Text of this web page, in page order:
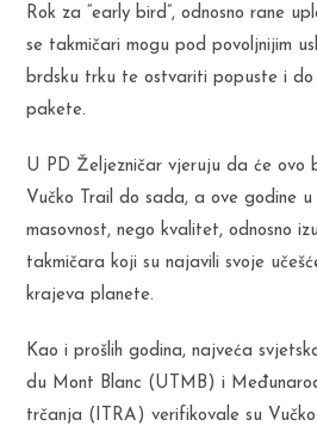
Rok za “early bird”, odnosno rane
se takmičari mogu pod povoljnijim
brdsku trku te ostvariti popuste i
pakete.
U PD Željezničar vjeruju da će ovo
Vučko Trail do sada, a ove godine
masovnost, nego kvalitet, odnosno
takmičara koji su najavili svoje
krajeva planete.
Kao i prošlih godina, najveća
du Mont Blanc (UTMB) i
trčanja (ITRA) verifikovale su